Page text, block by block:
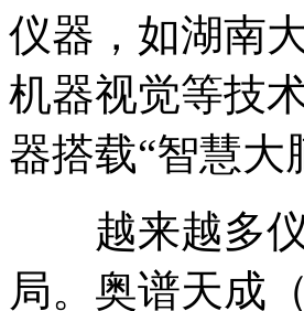
仪器，如湖南
机器视觉等技
器搭载“智慧大
越来越多仪
局。奥谱天成